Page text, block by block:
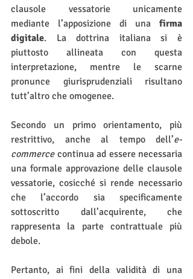
clausole vessatorie unicamente
mediante l’apposizione di una firma
digitale. La dottrina italiana si è
piuttosto allineata con questa
interpretazione, mentre le scarne
pronunce giurisprudenziali risultano
tutt’altro che omogenee.
Secondo un primo orientamento, più
restrittivo, anche al tempo dell’e-
commerce continua ad essere necessaria
una formale approvazione delle clausole
vessatorie, cosicché si rende necessario
che l’accordo sia specificamente
sottoscritto dall’acquirente, che
rappresenta la parte contrattuale più
debole.
Pertanto, ai fini della validità di una